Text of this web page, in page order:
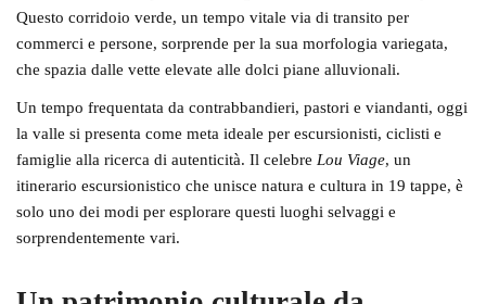
Questo corridoio verde, un tempo vitalevia di transito per
commerci e persone, sorprende per la sua morfologia variegata,
che spazia dalle vette elevate alle dolci piane alluvionali.
Un tempo frequentata da contrabbandieri, pastori e viandanti, oggi
la valle si presenta comemeta ideale per escursionisti, ciclisti e
famiglie alla ricerca di autenticità. Il celebre Lou Viage, un
itinerario escursionistico che unisce natura e cultura in 19 tappe, è
solo uno dei modi per esplorare questi luoghi selvaggi e
sorprendentemente vari.